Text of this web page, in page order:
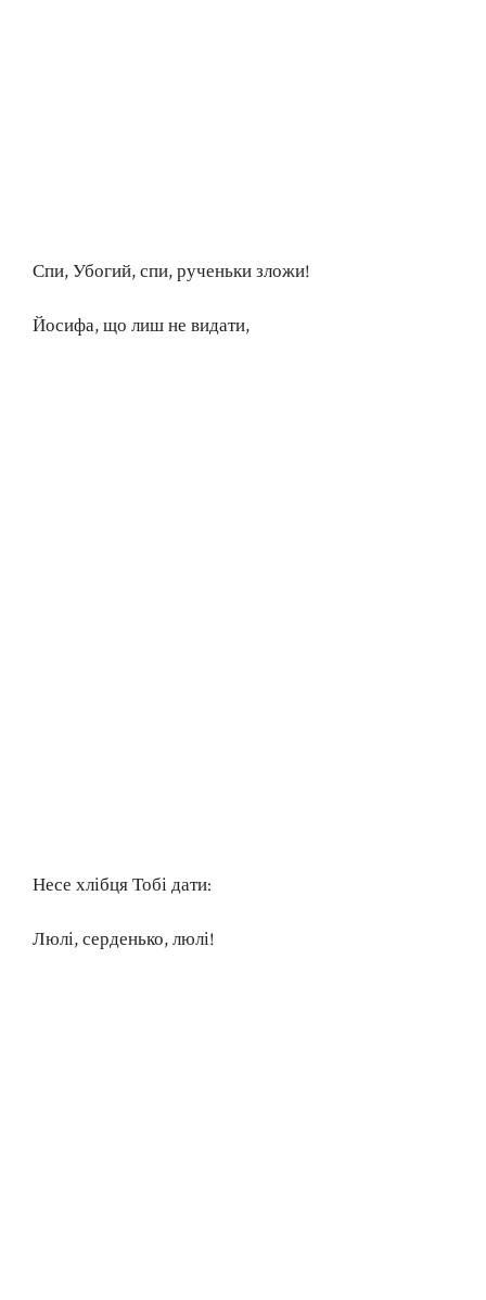
Спи, Убогий, спи, рученьки зложи!
Йосифа, що лиш не видати,
Несе хлібця Тобі дати:
Люлі, серденько, люлі!